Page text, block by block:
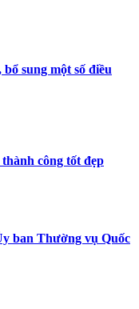
sung một số điều
công tốt đẹp
ban Thường vụ Quốc